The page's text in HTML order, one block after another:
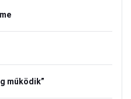
működik”